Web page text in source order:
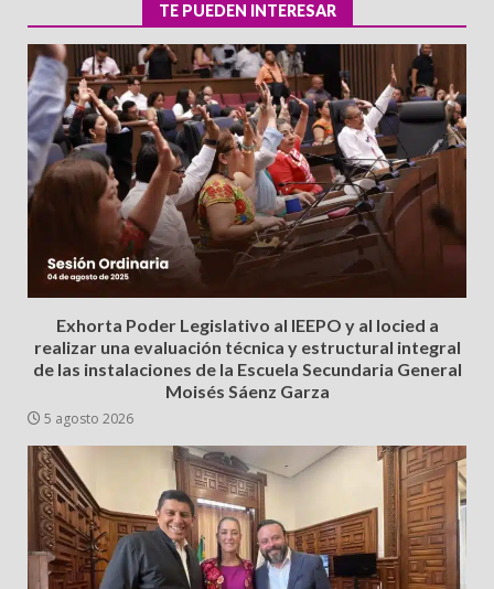
TE PUEDEN INTERESAR
Exhorta Poder Legislativo al IEEPO y al Iocied a
realizar una evaluación técnica y estructural integral
de las instalaciones de la Escuela Secundaria General
Moisés Sáenz Garza
5 agosto 2026